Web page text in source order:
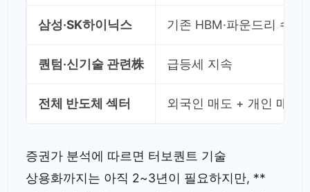
삼성·SK하이닉스 기존 HBM·파운드리 수요
퀀텀·신기술 관련株 급등세 지속
전체 반도체 섹터 외국인 매도 + 개인 매수
증권가 분석에 따르면 터보퀀트 기술
상용화까지는 아직 2~3년이 필요하지만, **